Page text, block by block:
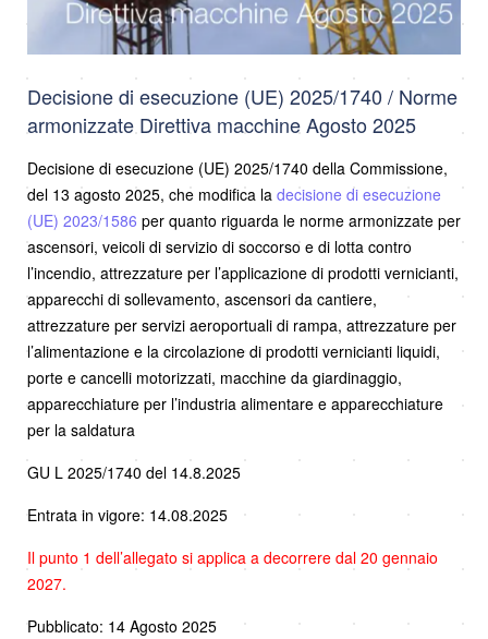
Decisione di esecuzione (UE) 2025/1740 / Norme
armonizzate Direttiva macchine Agosto 2025
Decisione di esecuzione (UE) 2025/1740 della Commissione,
del 13 agosto 2025, che modifica la decisione di esecuzione
(UE) 2023/1586 per quanto riguarda le norme armonizzate per
ascensori, veicoli di servizio di soccorso e di lotta contro
l’incendio, attrezzature per l’applicazione di prodotti vernicianti,
apparecchi di sollevamento, ascensori da cantiere,
attrezzature per servizi aeroportuali di rampa, attrezzature per
l’alimentazione e la circolazione di prodotti vernicianti liquidi,
porte e cancelli motorizzati, macchine da giardinaggio,
apparecchiature per l’industria alimentare e apparecchiature
per la saldatura
GU L 2025/1740 del 14.8.2025
Entrata in vigore: 14.08.2025
Il punto 1 dell’allegato si applica a decorrere dal 20 gennaio
2027.
Pubblicato: 14 Agosto 2025